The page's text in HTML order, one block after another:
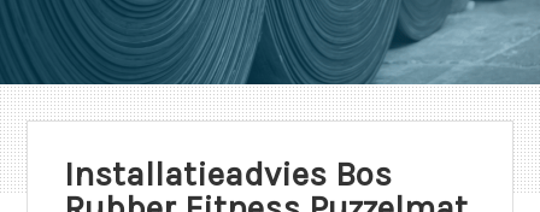
Installatieadvies Bos